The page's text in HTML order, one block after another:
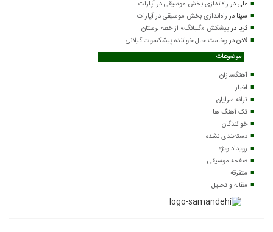
علیدرراه‌اندازی بخش موسیقی در آپارات
سینا درراه‌اندازی بخش موسیقی در آپارات
ثریا درپیشکش «گلبانگ» از خطه لرستان
لادندروخامت حال خواننده پیشکسوت گیلانی
موضوعات
آهنگسازان
اخبار
ترانه سرایان
تک آهنگ ها
خوانندگان
دسته‌بندی نشده
رویداد ویژه
صفحه موسیقی
متفرقه
مقاله و تحلیل